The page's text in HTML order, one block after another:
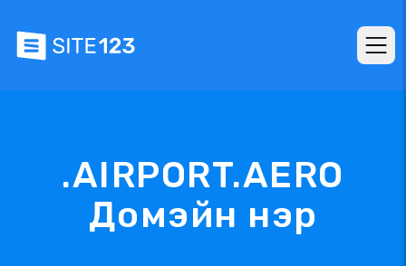
.AIRPORT.AERO
Домэйн нэр